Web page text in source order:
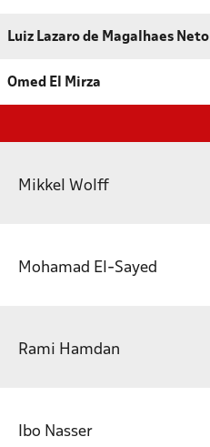
Luiz Lazaro de Magalhaes Neto
Omed El Mirza
Mikkel Wolff
Mohamad El-Sayed
Rami Hamdan
Ibo Nasser